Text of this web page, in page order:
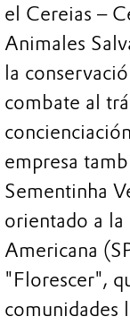
el Cereias –
Animales
la
combate al
empresa
Sementinha
orientado a la
Americana
"Florescer",
comunidades